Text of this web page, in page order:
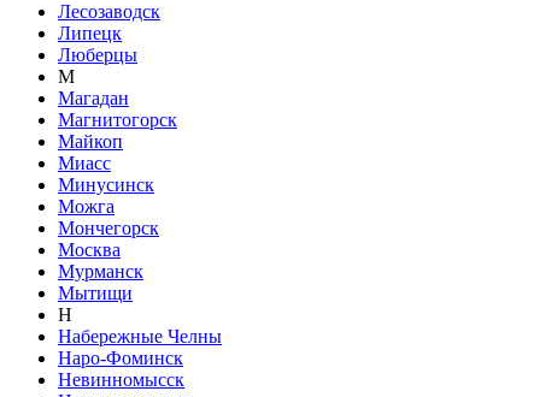
Лесозаводск
Липецк
Люберцы
М
Магадан
Магнитогорск
Майкоп
Миасс
Минусинск
Можга
Мончегорск
Москва
Мурманск
Мытищи
Н
Набережные Челны
Наро-Фоминск
Невинномысск